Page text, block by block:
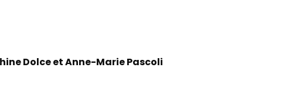
Dolce et Anne-Marie Pascoli